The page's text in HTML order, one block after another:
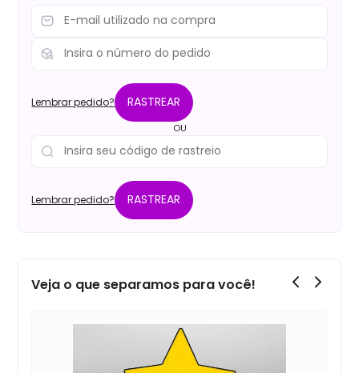
Lembrar pedido? RASTREAR
OU
Lembrar pedido? RASTREAR
Veja o que separamos para você!